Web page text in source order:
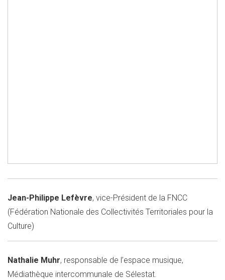
Jean-Philippe Lefèvre, vice-Président de la FNCC
(Fédération Nationale des Collectivités Territoriales pour la
Culture)
Nathalie Muhr, responsable de l’espace musique,
Médiathèque intercommunale de Sélestat.